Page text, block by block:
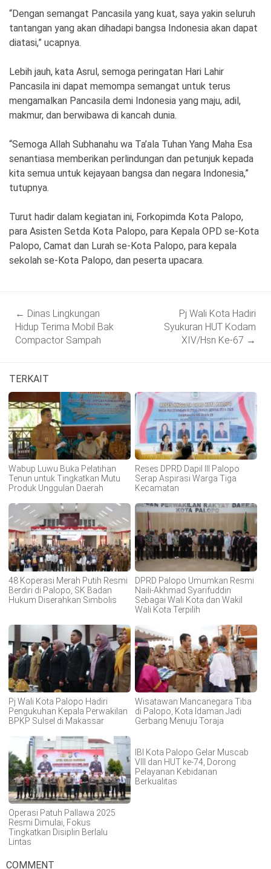
“Dengan semangat Pancasila yang kuat, saya yakin seluruh
tantangan yang akan dihadapi bangsa Indonesia akan dapat
diatasi,” ucapnya.
Lebih jauh, kata Asrul, semoga peringatan Hari Lahir
Pancasila ini dapat memompa semangat untuk terus
mengamalkan Pancasila demi Indonesia yang maju, adil,
makmur, dan berwibawa di kancah dunia.
“Semoga Allah Subhanahu wa Ta’ala Tuhan Yang Maha Esa
senantiasa memberikan perlindungan dan petunjuk kepada
kita semua untuk kejayaan bangsa dan negara Indonesia,”
tutupnya.
Turut hadir dalam kegiatan ini, Forkopimda Kota Palopo,
para Asisten Setda Kota Palopo, para Kepala OPD se-Kota
Palopo, Camat dan Lurah se-Kota Palopo, para kepala
sekolah se-Kota Palopo, dan peserta upacara.
navigation
← Dinas Lingkungan
Hidup Terima Mobil Bak
Compactor Sampah
Pj Wali Kota Hadiri
Syukuran HUT Kodam
XIV/Hsn Ke-67 →
TERKAIT
Wabup Luwu Buka Pelatihan
Tenun untuk Tingkatkan Mutu
Produk Unggulan Daerah
Reses DPRD Dapil III Palopo
Serap Aspirasi Warga Tiga
Kecamatan
48 Koperasi Merah Putih Resmi
Berdiri di Palopo, SK Badan
Hukum Diserahkan Simbolis
DPRD Palopo Umumkan Resmi
Naili-Akhmad Syarifuddin
Sebagai Wali Kota dan Wakil
Wali Kota Terpilih
Pj Wali Kota Palopo Hadiri
Pengukuhan Kepala Perwakilan
BPKP Sulsel di Makassar
Wisatawan Mancanegara Tiba
di Palopo, Kota Idaman Jadi
Gerbang Menuju Toraja
Operasi Patuh Pallawa 2025
Resmi Dimulai, Fokus
Tingkatkan Disiplin Berlalu
Lintas
IBI Kota Palopo Gelar Muscab
VIII dan HUT ke-74, Dorong
Pelayanan Kebidanan
Berkualitas
COMMENT